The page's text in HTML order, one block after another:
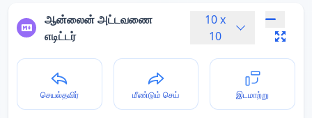
ஆன்லைன் அட்டவணை
எடிட்டர்
10x
10
செயல்தவிர் மீண்டும் செய் இடமாற்று